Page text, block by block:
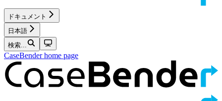
ドキュメント
日本語
検索...
CaseBenderhome page